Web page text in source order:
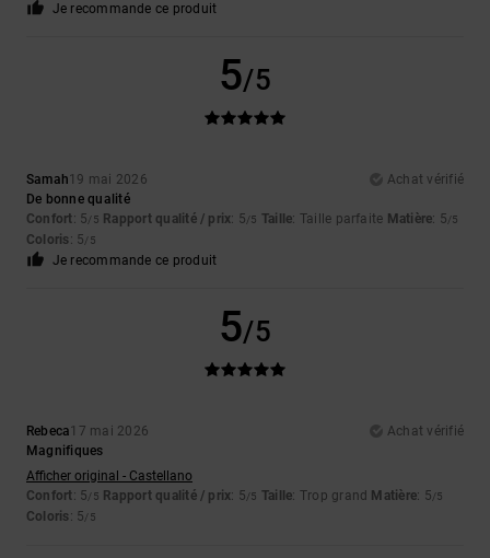
Je recommande ce produit
5/5
Samah19 mai 2026
Achat vérifié
De bonne qualité
Confort: 5/5 Rapport qualité / prix: 5/5 Taille: Taille parfaite Matière: 5/5
Coloris: 5/5
Je recommande ce produit
5/5
Rebeca17 mai 2026
Achat vérifié
Magnifiques
Afficher original - Castellano
Confort: 5/5 Rapport qualité / prix: 5/5 Taille: Trop grand Matière: 5/5
Coloris: 5/5